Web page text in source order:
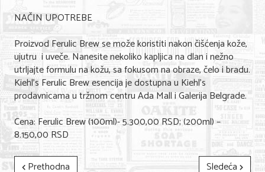
NAČIN UPOTREBE
Proizvod Ferulic Brew se može koristiti nakon čišćenja kože,
ujutru i uveče. Nanesite nekoliko kapljica na dlan i nežno
utrljajte formulu na kožu, sa fokusom na obraze, čelo i bradu.
Kiehl’s Ferulic Brew esencija je dostupna u Kiehl’s
prodavnicama u tržnom centru Ada Mall i Galerija Belgrade.
Cena: Ferulic Brew (100ml)- 5.300,00 RSD; (200ml) –
8.150,00 RSD
Prethodna
Sledeća